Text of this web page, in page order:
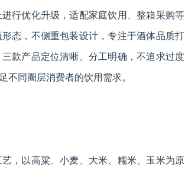
行优化升级，适配家庭饮用、整箱采购等
态，不侧重包装设计，专注于酒体品质打
款产品定位清晰、分工明确，不追求过度
同圈层消费者的饮用需求。
，以高粱、小麦、大米、糯米、玉米为原